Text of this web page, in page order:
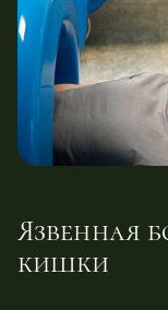
Язвенная
кишки